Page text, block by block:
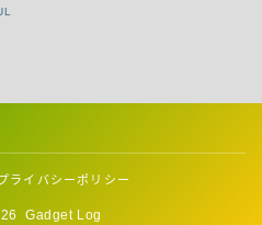
ライバシーポリシー
Gadget Log